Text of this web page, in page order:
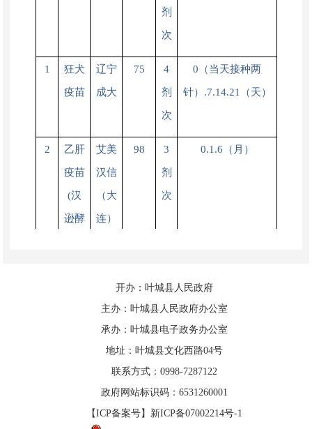
剂
次
1 狂犬
疫苗
辽宁
成大
75 4
剂
次
0（当天接种两
针）.7.14.21（天）
2 乙肝
疫苗
(汉
逊酵
艾美
汉信
（大
连）
98 3
剂
次
0.1.6（月）
次 以下1剂次。
厦门 329
开办：叶城县人民政府
主办：叶城县人民政府办公室
承办：叶城县电子政务办公室
地址：叶城县文化西路04号
联系方式：0998-7287122
政府网站标识码：6531260001
【ICP备案号】新ICP备07002214号-1